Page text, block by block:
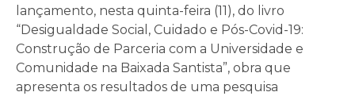
lançamento, nesta quinta-feira (11), do livro
“Desigualdade Social, Cuidado e Pós-Covid-19:
Construção de Parceria com a Universidade e
Comunidade na Baixada Santista”, obra que
apresenta os resultados de uma pesquisa